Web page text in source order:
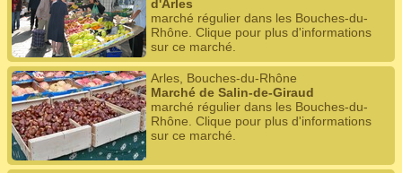
d'Arles
marché régulier dans les Bouches-du-
Rhône. Clique pour plus d'informations
sur ce marché.
Arles, Bouches-du-Rhône
Marché de Salin-de-Giraud
marché régulier dans les Bouches-du-
Rhône. Clique pour plus d'informations
sur ce marché.